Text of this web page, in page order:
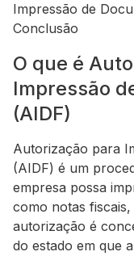
Impressão de
Conclusão
O que é
Impressão
(AIDF)
Autorização para
(AIDF) é um
empresa possa
como notas
autorização é
do estado em que